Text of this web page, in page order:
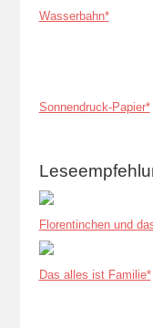
Wasserbahn*
Sonnendruck-Papier*
Florentinchen und
Das alles ist Familie*